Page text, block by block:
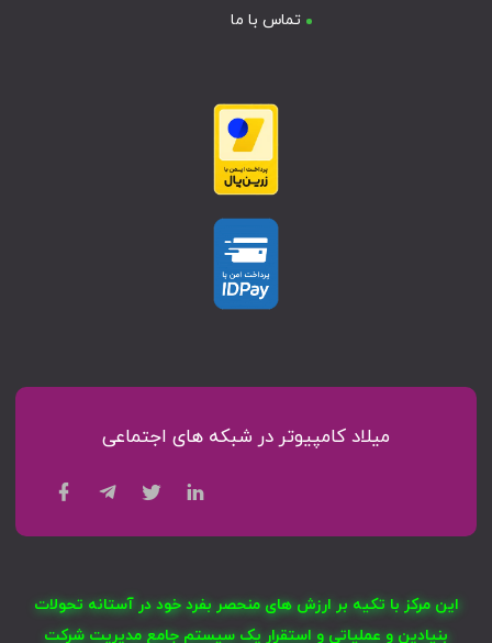
تماس با ما
میلاد کامپیوتر در شبکه های اجتماعی
این مرکز با تکیه بر ارزش های منحصر بفرد خود در آستانه تحولات
بنیادین و عملیاتی و استقرار یک سیستم جامع مدیریت شرکت